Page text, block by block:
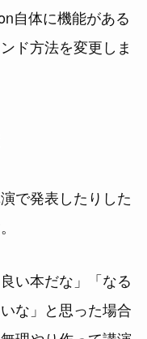
自体に機能がある
ド方法を変更しま
で発表したりした
い本だな」「なる
な」と思った場合